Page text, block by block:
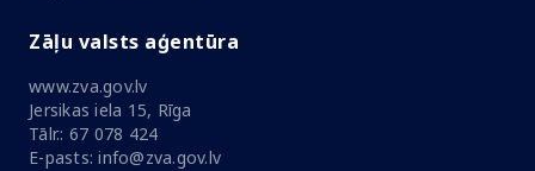
Zāļu valsts aģentūra
www.zva.gov.lv
Jersikas iela 15, Rīga
Tālr.: 67 078 424
E-pasts: info@zva.gov.lv